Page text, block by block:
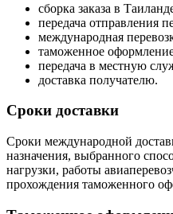
сборка заказа в
передача отправления
международная
таможенное
передача в местную
доставка получателю.
Сроки доставки
Сроки международной
назначения, выбранного
нагрузки, работы
прохождения таможенного